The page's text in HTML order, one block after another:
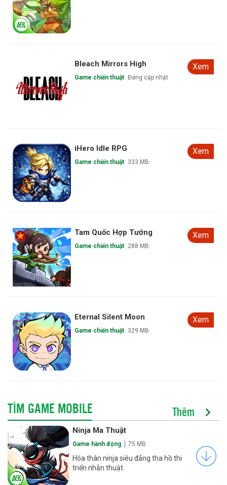
Bleach Mirrors High
Game chiến thuật Đang cập nhật
Xem
iHero Idle RPG
Game chiến thuật 333 MB
Xem
Tam Quốc Hợp Tướng
Game chiến thuật 288 MB
Xem
Eternal Silent Moon
Game chiến thuật 329 MB
Xem
TÌM GAME MOBILE Thêm
Ninja Ma Thuật
Game hành động 75 MB
Hóa thân ninja siêu đẳng tha hồ thi
triển nhẫn thuật.